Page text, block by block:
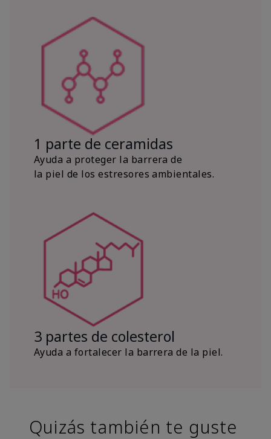
1 parte de ceramidas
Ayuda a proteger la barrera de
la piel de los estresores ambientales.
3 partes de colesterol
Ayuda a fortalecer la barrera de la piel.
Quizás también te guste